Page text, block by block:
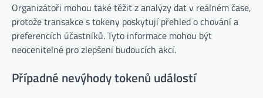
Organizátoři mohou také těžit z analýzy dat v reálném čase,
protože transakce s tokeny poskytují přehled o chování a
preferencích účastníků. Tyto informace mohou být
neocenitelné pro zlepšení budoucích akcí.
Případné nevýhody tokenů událostí